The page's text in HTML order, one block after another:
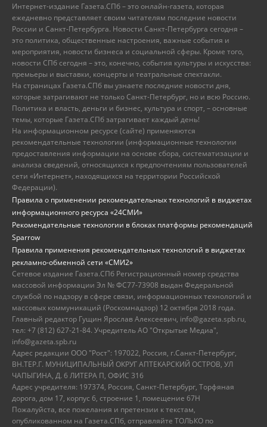
Интернет-издание Газета.СПб – это онлайн-газета, которая
ежедневно представляет своим читателям последние новости
России и Санкт-Петербурга. Новости Санкт-Петербурга сегодня –
это политика, общественные настроения, важные события и
мероприятия, новости бизнеса и социальной сферы. Кроме того,
новости СПб сегодня – это, конечно, события культуры и искусства:
премьеры и выставки, концерты и театральные спектакли.
На страницах Газета.СПб вы узнаете последние новости дня,
которые затрагивают не только Санкт-Петербург, но и всю Россию.
Политика и власть, деньги и бизнес, культура и спорт, – основные
темы, которые Газета.СПб затрагивает каждый день!
На информационном ресурсе (сайте) применяются
рекомендательные технологии (информационные технологии
предоставления информации на основе сбора, систематизации и
анализа сведений, относящихся к предпочтениям пользователей
сети «Интернет», находящихся на территории Российской
Федерации).
Правила о применении рекомендательных технологий в виджетах
информационного ресурса «24СМИ»
Рекомендательные технологии в блоках платформы рекомендаций
Sparrow
Правила применения рекомендательных технологий в виджетах
рекламно-обменной сети «СМИ2»
Сетевое издание Газета.СПб Регистрационный номер средства
массовой информации Эл № ФС77-73908 выдан Федеральной
службой по надзору в сфере связи, информационных технологий и
массовых коммуникаций (Роскомнадзор) 12 октября 2018 года.
Главный редактор Гущин Ярослав Алексеевич, info@gazeta.spb.ru,
тел: +7 (812) 627-21-84. Учредитель АО "Открытые Медиа",
info@gazeta.spb.ru
Адрес редакции ООО "Рост": 197022, Россия, г.Санкт-Петербург,
ВН.ТЕР.Г. МУНИЦИПАЛЬНЫЙ ОКРУГ АПТЕКАРСКИЙ ОСТРОВ, УЛ
ЧАПЫГИНА, Д. 6 ЛИТЕРА П, ОФИС 316
Адрес учредителя: 197374, Россия, Санкт-Петербург, Торфяная
дорога, дом 17, корпус 6, строение 1, помещение 67Н
Пожалуйста, все пожелания и претензии к текстам,
опубликованном на Газета.СПб, отправляйте ТОЛЬКО по